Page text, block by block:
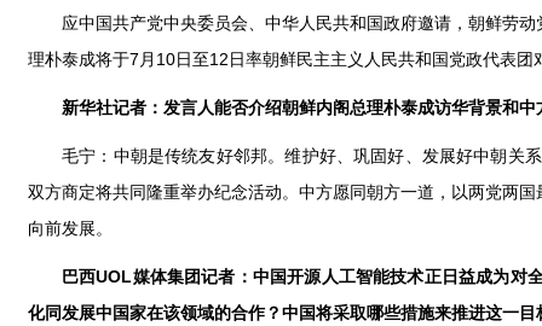
应中国共产党中央委员会、中华人民共和国政府邀请，朝鲜劳
理朴泰成将于7月10日至12日率朝鲜民主主义人民共和国党政代表
新华社记者：发言人能否介绍朝鲜内阁总理朴泰成访华背景和中
毛宁：中朝是传统友好邻邦。维护好、巩固好、发展好中朝关
双方商定将共同隆重举办纪念活动。中方愿同朝方一道，以两党两
向前发展。
巴西UOL媒体集团记者：中国开源人工智能技术正日益成为
化同发展中国家在该领域的合作？中国将采取哪些措施来推进这一目